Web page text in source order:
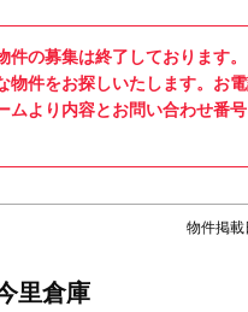
件の募集は終了しております。
物件をお探しいたします。お
ムより内容とお問い合わせ番
物件掲
里倉庫